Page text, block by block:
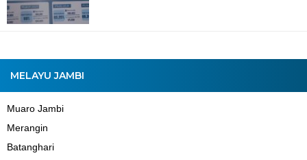
MELAYU JAMBI
Muaro Jambi
Merangin
Batanghari